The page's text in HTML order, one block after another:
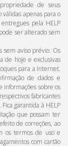
de seus
válidas apenas para o
pela HELP
ser alterado sem
sem aviso prévio. Os
de hoje e exclusivas
para a Internet.
de dados e
informações sobre os
fabricantes
garantida à HELP
que possam ter
de correções, ao
os termos de uso e
com cartão